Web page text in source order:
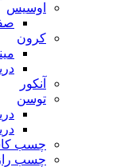
اوسیس
کرون
آنکور
توسن
چسب
چسب